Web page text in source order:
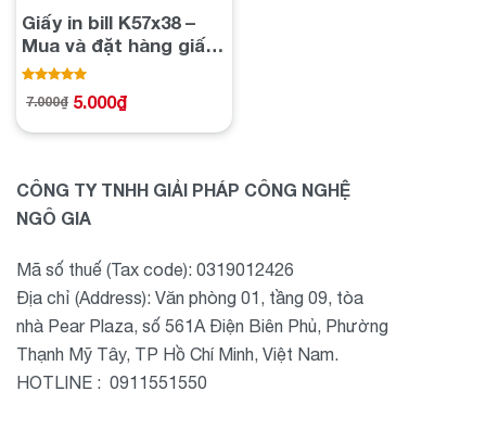
Giấy in bill K57x38 –
Mua và đặt hàng giấy
in bill chất lượng
Được xếp
hạng5.00
7.000₫
Giá
7.000₫.
5.000₫
Giá
là:
CÔNG TY TNHH GIẢI PHÁP CÔNG NGHỆ
NGÔ GIA
Mã số thuế (Tax code): 0319012426
Địa chỉ (Address): Văn phòng 01, tầng 09, tòa
nhà Pear Plaza, số 561A Điện Biên Phủ, Phường
Thạnh Mỹ Tây, TP Hồ Chí Minh, Việt Nam.
HOTLINE : 0911551550